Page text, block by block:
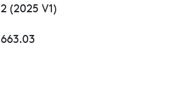
2 (2025 V1)
663.03